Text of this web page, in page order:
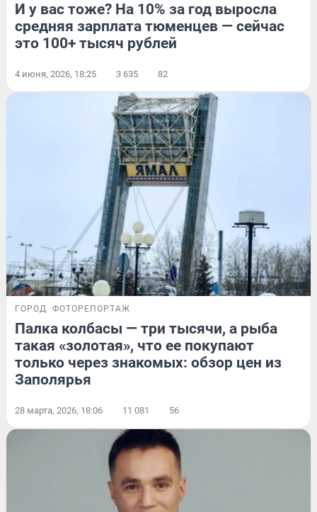
И у вас тоже? На 10% за год выросла
средняя зарплата тюменцев — сейчас
это 100+ тысяч рублей
4 июня, 2026, 18:25 3 635 82
ГОРОД ФОТОРЕПОРТАЖ
Палка колбасы — три тысячи, а рыба
такая «золотая», что ее покупают
только через знакомых: обзор цен из
Заполярья
28 марта, 2026, 18:06 11 081 56